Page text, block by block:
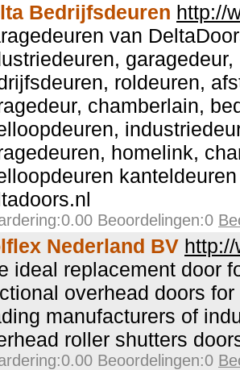
Bedrijfsdeuren http://
van
roldeuren,
chamberlain,
homelink,
Beoordelingen:0
Nederland BV
ideal replacement door
overhead doors
manufacturers of
roller shutters
Beoordelingen:0